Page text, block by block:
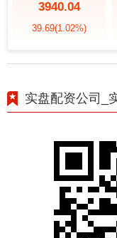
3940.04
39.69(1.02%)
实盘配资公司_